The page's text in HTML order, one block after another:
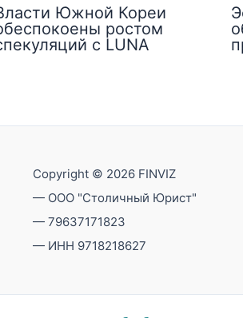
Южной Кореи
ростом
с LUNA
Copyright © 2026 FINVIZ
— ООО "Столичный Юрист"
— 79637171823
— ИНН 9718218627